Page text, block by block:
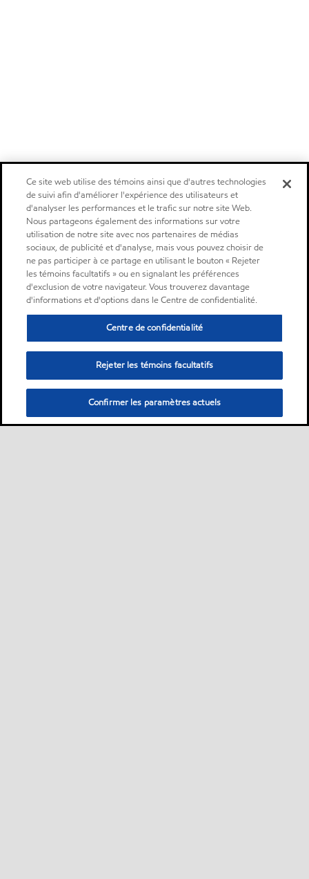
Ce site web utilise des témoins ainsi que d'autres technologies
de suivi afin d'améliorer l'expérience des utilisateurs et
d'analyser les performances et le trafic sur notre site Web.
Nous partageons également des informations sur votre
utilisation de notre site avec nos partenaires de médias
sociaux, de publicité et d'analyse, mais vous pouvez choisir de
ne pas participer à ce partage en utilisant le bouton « Rejeter
les témoins facultatifs » ou en signalant les préférences
d'exclusion de votre navigateur. Vous trouverez davantage
d'informations et d'options dans le Centre de confidentialité.
Centre de confidentialité
Rejeter les témoins facultatifs
Confirmer les paramètres actuels